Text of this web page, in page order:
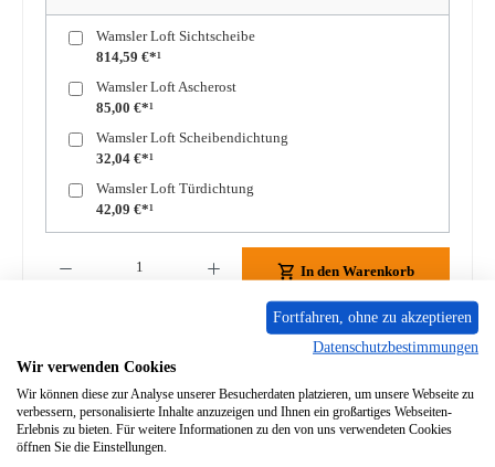
Wamsler Loft Sichtscheibe
814,59 €*¹
Wamsler Loft Ascherost
85,00 €*¹
Wamsler Loft Scheibendichtung
32,04 €*¹
Wamsler Loft Türdichtung
42,09 €*¹
In den Warenkorb
Fortfahren, ohne zu akzeptieren
Datenschutzbestimmungen
Wir verwenden Cookies
Wir können diese zur Analyse unserer Besucherdaten platzieren, um unsere Webseite zu
verbessern, personalisierte Inhalte anzuzeigen und Ihnen ein großartiges Webseiten-
Erlebnis zu bieten. Für weitere Informationen zu den von uns verwendeten Cookies
öffnen Sie die Einstellungen.